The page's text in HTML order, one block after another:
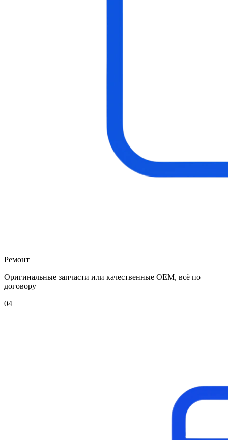
Ремонт
Оригинальные запчасти или качественные OEM, всё по
договору
04